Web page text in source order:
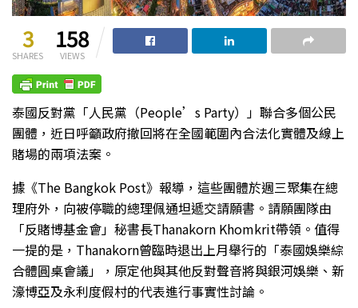
3
SHARES
158
VIEWS
泰國反對黨「人民黨（People’s Party）」聯合多個公民
團體，近日呼籲政府撤回將在全國範圍內合法化實體及線上
賭場的兩項法案。
據《The Bangkok Post》報導，這些團體於週三聚集在總
理府外，向被停職的總理佩通坦遞交請願書。請願團隊由
「反賭博基金會」秘書長Thanakorn Khomkrit帶領。值得
一提的是，Thanakorn曾臨時退出上月舉行的「泰國娛樂綜
合體圓桌會議」，原定他與其他反對聲音將與銀河娛樂、新
濠博亞及永利度假村的代表進行事實性討論。